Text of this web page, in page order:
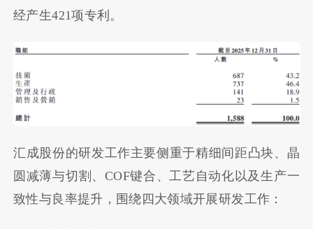
经产生421项专利。
汇成股份的研发工作主要侧重于精细间距凸块、晶
圆减薄与切割、COF键合、工艺自动化以及生产一
致性与良率提升，围绕四大领域开展研发工作：